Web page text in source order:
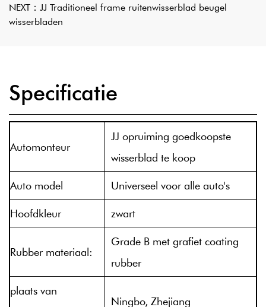
NEXT： JJ Traditioneel frame ruitenwisserblad beugel
wisserbladen
Specificatie
Automonteur
JJ opruiming goedkoopste
wisserblad te koop
Auto model
Universeel voor alle auto's
Hoofdkleur
zwart
Rubber materiaal:
Grade B met grafiet coating
rubber
plaats van
Ningbo, Zhejiang